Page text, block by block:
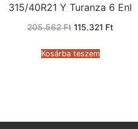
315/40R21 Y Turanza 6 Enl
205.562Ft Original
205.562 Ft.
115.321 FtCurrent
Kosárba teszem